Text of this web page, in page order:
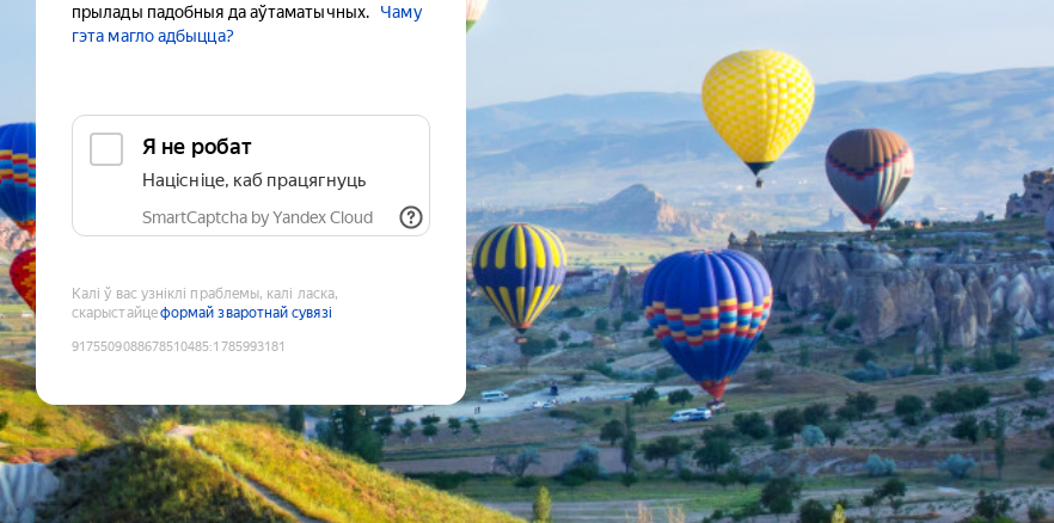
прылады падобныя да аўтаматычных.
Чаму
гэта магло адбыцца?
Я не робат
Націсніце, каб працягнуць
SmartCaptcha by Yandex Cloud
Калі ў вас узніклі праблемы, калі ласка,
скарыстайцеформай зваротнай сувязі
9175509088678510485:1785993181